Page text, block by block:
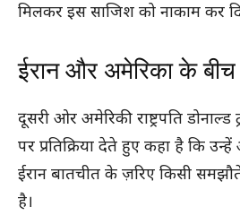
मिलकर इस साजिश को नाकाम कर
ईरान और अमेरिका के
दूसरी ओर अमेरिकी राष्ट्रपति
पर प्रतिक्रिया देते हुए कहा है कि
ईरान बातचीत के ज़रिए किसी
है।